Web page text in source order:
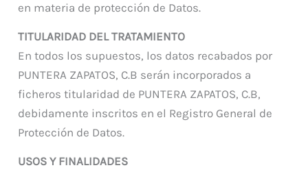
en materia de protección de Datos.
TITULARIDAD DEL TRATAMIENTO
En todos los supuestos, los datos recabados por
PUNTERA ZAPATOS, C.B serán incorporados a
ficheros titularidad de PUNTERA ZAPATOS, C.B,
debidamente inscritos en el Registro General de
Protección de Datos.
USOS Y FINALIDADES